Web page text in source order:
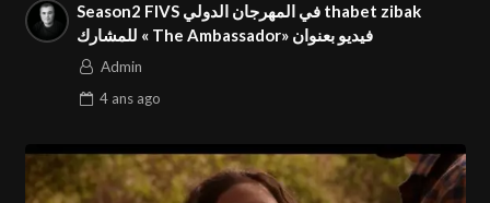
Season2 FIVS في المهرجان الدولي thabet zibak
للمشارك « The Ambassador» فيديو بعنوان
Admin
4 ans ago